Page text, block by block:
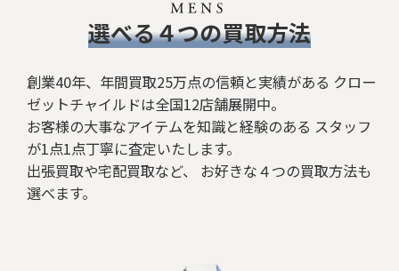
​選べる４つの買取方法
創業40年、年間買取25万点の信頼と実績がある クロー
ゼットチャイルドは全国12店舗展開中。
お客様の大事なアイテムを知識と経験のある スタッフ
が1点1点丁寧に査定いたします。
出張買取や宅配買取など、 お好きな４つの買取方法も
選べます。